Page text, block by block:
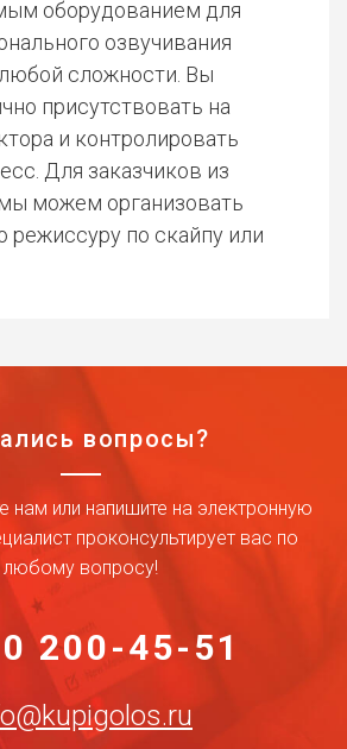
оборудованием для
озвучивания
сложности. Вы
присутствовать на
и контролировать
Для заказчиков из
можем организовать
режиссуру по скайпу или
вопросы?
нам или напишите на электронную
проконсультирует вас по
любому вопросу!
200-45-51